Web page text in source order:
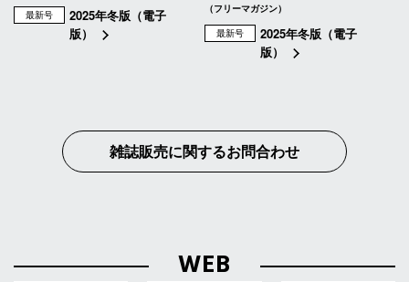
最新号
2025年冬版（電子
版）
（フリーマガジン）
最新号
2025年冬版（電子
版）
雑誌販売に関するお問合わせ
WEB